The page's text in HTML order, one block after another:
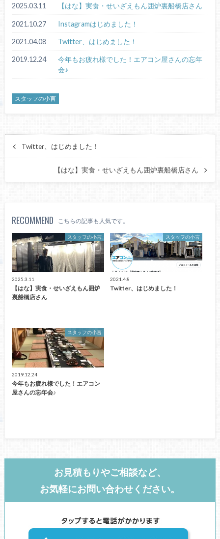
2025.03.11 【はな】実食・せいざえもん囲炉裏船橋店さん
2021.10.27 Instagramはじめました！
2021.04.08 Twitter、はじめました！
2019.12.24
今年もお疲れ様でした！エアコン屋さんの忘年
会♪
スタッフの小言
Twitter、はじめました！
【はな】実食・せいざえもん囲炉裏船橋店さん
RECOMMEND こちらの記事も人気です。
スタッフの小言
2025.3.11
【はな】実食・せいざえもん囲炉
裏船橋店さん
スタッフの小言
2021.4.8
Twitter、はじめました！
スタッフの小言
2019.12.24
今年もお疲れ様でした！エアコン
屋さんの忘年会♪
お見積もりやご相談など、
お気軽にお問い合わせください。